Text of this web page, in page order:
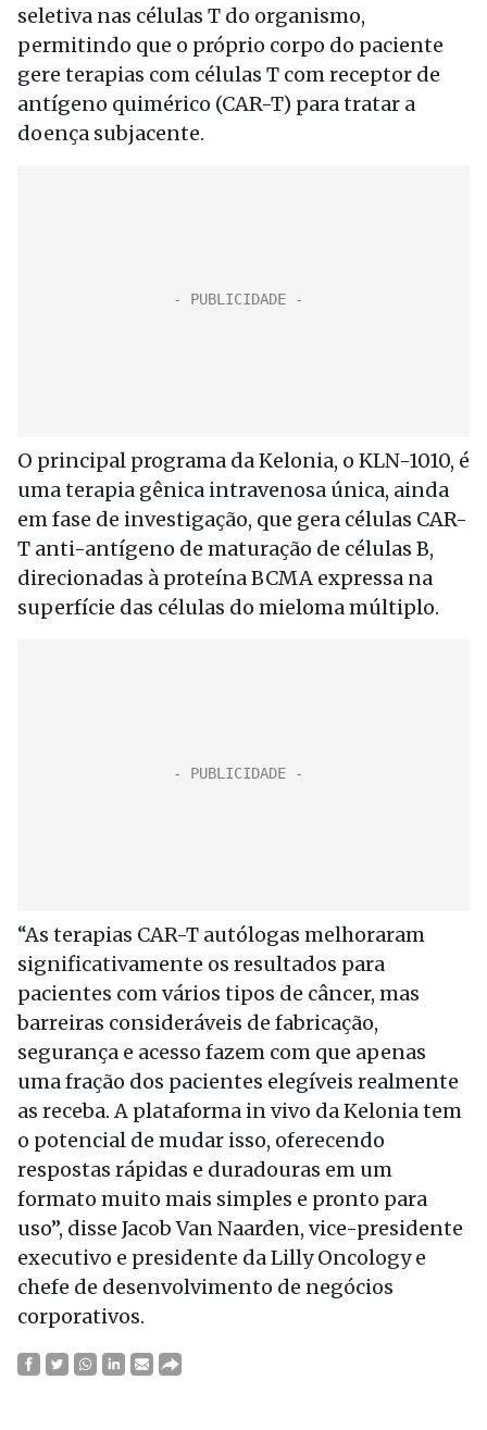
seletiva nas células T do organismo,
permitindo que o próprio corpo do paciente
gere terapias com células T com receptor de
antígeno quimérico (CAR-T) para tratar a
doença subjacente.
O principal programa da Kelonia, o KLN-1010, é
uma terapia gênica intravenosa única, ainda
em fase de investigação, que gera células CAR-
T anti-antígeno de maturação de células B,
direcionadas à proteína BCMA expressa na
superfície das células do mieloma múltiplo.
“As terapias CAR-T autólogas melhoraram
significativamente os resultados para
pacientes com vários tipos de câncer, mas
barreiras consideráveis de fabricação,
segurança e acesso fazem com que apenas
uma fração dos pacientes elegíveis realmente
as receba. A plataforma in vivo da Kelonia tem
o potencial de mudar isso, oferecendo
respostas rápidas e duradouras em um
formato muito mais simples e pronto para
uso”, disse Jacob Van Naarden, vice-presidente
executivo e presidente da Lilly Oncology e
chefe de desenvolvimento de negócios
corporativos.